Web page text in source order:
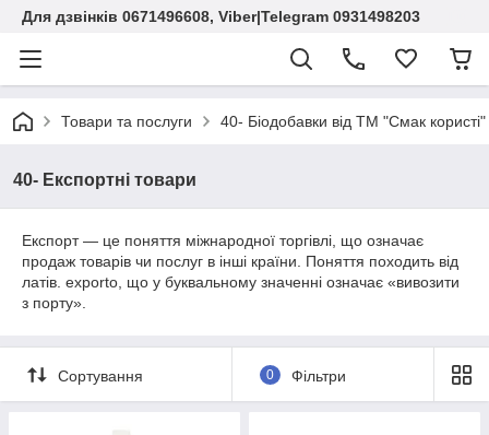
Для дзвінків 0671496608, Viber|Telegram 0931498203
Товари та послуги 40- Біодобавки від ТМ "Смак користі"
40- Експортні товари
Експорт — це поняття міжнародної торгівлі, що означає
продаж товарів чи послуг в інші країни. Поняття походить від
латів. exporto, що у буквальному значенні означає «вивозити
з порту».
Сортування 0 Фільтри